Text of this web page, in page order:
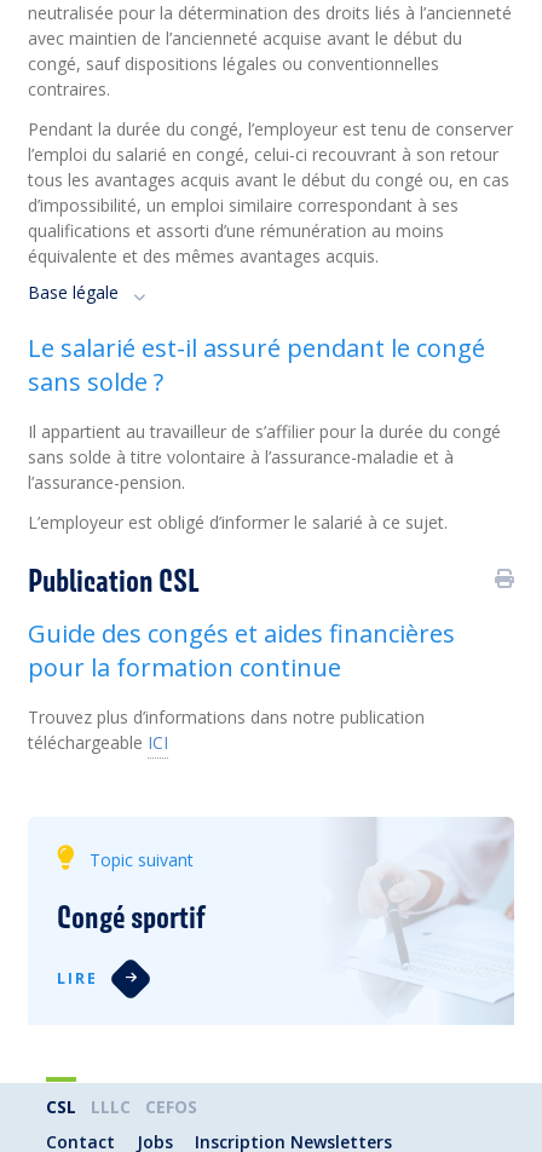
neutralisée pour la détermination des droits liés à l’ancienneté
avec maintien de l’ancienneté acquise avant le début du
congé, sauf dispositions légales ou conventionnelles
contraires.
Pendant la durée du congé, l’employeur est tenu de conserver
l’emploi du salarié en congé, celui-ci recouvrant à son retour
tous les avantages acquis avant le début du congé ou, en cas
d’impossibilité, un emploi similaire correspondant à ses
qualifications et assorti d’une rémunération au moins
équivalente et des mêmes avantages acquis.
Base légale
Le salarié est-il assuré pendant le congé
sans solde ?
Il appartient au travailleur de s’affilier pour la durée du congé
sans solde à titre volontaire à l’assurance-maladie et à
l’assurance-pension.
L’employeur est obligé d’informer le salarié à ce sujet.
Publication CSL
Guide des congés et aides financières
pour la formation continue
Trouvez plus d’informations dans notre publication
téléchargeable ICI
Topic suivant
Congé sportif
LIRE
CSL LLLC
CEFOS
Contact
Jobs Inscription Newsletters